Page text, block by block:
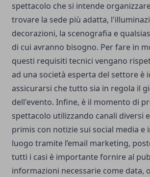
spettacolo che si intende
trovare la sede più adatta,
decorazioni, la scenografia e
di cui avranno bisogno. Per fare in
questi requisiti tecnici vengano
ad una società esperta del settore è
assicurarsi che tutto sia in regola il
dell'evento. Infine, è il momento di
spettacolo utilizzando canali diversi
primis con notizie sui social media e
luogo tramite l’email marketing,
tutti i casi è importante fornire al
informazioni necessarie come data,